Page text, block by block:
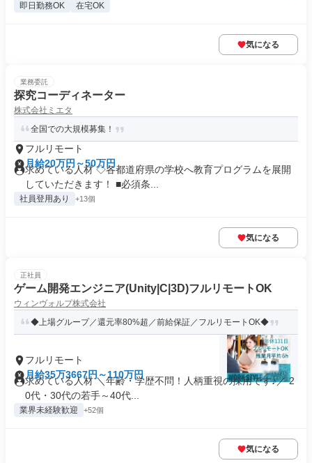
即日勤務OK 在宅OK
気になる
業務委託
探究コーディネーター
株式会社ミエタ
全国での大規模募集！
フルリモート
月給20万円～50万円
求めている人材 ◇各都道府県の学校へ教育プログラムを展開
していただきます！ ■必須条...
社員登用あり +13個
気になる
正社員
ゲーム開発エンジニア(Unity|C|3D)フルリモートOK
ウィンヴォルブ株式会社
◆上場グループ／還元率80%超／前給保証／フルリモートOK◆
フルリモート
月給35万3667円～110万円
求めている人材 ＼年齢・学歴不問！人柄重視の採用です♪／ 2
0代・30代の若手～40代...
業界未経験歓迎 +52個
気になる